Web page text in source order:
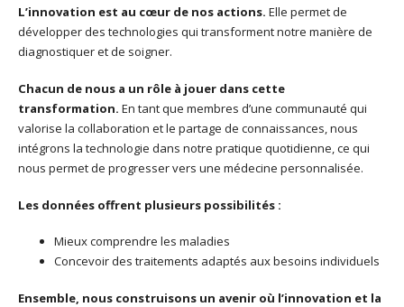
L’innovation est au cœur de nos actions. Elle permet de
développer des technologies qui transforment notre manière de
diagnostiquer et de soigner.
Chacun de nous a un rôle à jouer dans cette
transformation. En tant que membres d’une communauté qui
valorise la collaboration et le partage de connaissances, nous
intégrons la technologie dans notre pratique quotidienne, ce qui
nous permet de progresser vers une médecine personnalisée.
Les données offrent plusieurs possibilités :
Mieux comprendre les maladies
Concevoir des traitements adaptés aux besoins individuels
Ensemble, nous construisons un avenir où l’innovation et la